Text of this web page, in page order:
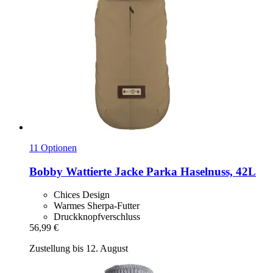
11 Optionen
Bobby Wattierte Jacke Parka Haselnuss, 42L
Chices Design
Warmes Sherpa-Futter
Druckknopfverschluss
56,99 €
Zustellung bis 12. August